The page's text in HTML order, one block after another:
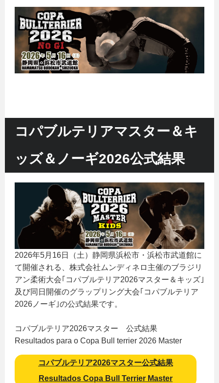
コパブルテリアマスター＆キ
ッズ＆ノーギ2026公式結果
2026年5月16日（土）静岡県浜松市・浜松市武道館に
て開催される、株式会社ムンディネロ主催のブラジリ
アン柔術大会｢コパブルテリア2026マスター＆キッズ｣
及び同日開催のグラップリング大会｢コパブルテリア
2026ノーギ｣の公式結果です。
コパブルテリア2026マスター 公式結果
Resultados para o Copa Bull terrier 2026 Master
コパブルテリア2026マスター公式結果
Resultados Copa Bull Terrier Master